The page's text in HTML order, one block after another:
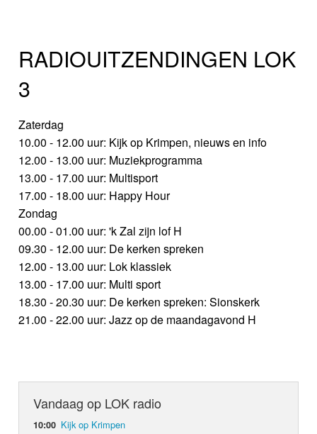
RADIOUITZENDINGEN LOK
3
Zaterdag
10.00 - 12.00 uur: Kijk op Krimpen, nieuws en info
12.00 - 13.00 uur: Muziekprogramma
13.00 - 17.00 uur: Multisport
17.00 - 18.00 uur: Happy Hour
Zondag
00.00 - 01.00 uur: 'k Zal zijn lof H
09.30 - 12.00 uur: De kerken spreken
12.00 - 13.00 uur: Lok klassiek
13.00 - 17.00 uur: Multi sport
18.30 - 20.30 uur: De kerken spreken: Sionskerk
21.00 - 22.00 uur: Jazz op de maandagavond H
Vandaag op LOK radio
10:00 Kijk op Krimpen